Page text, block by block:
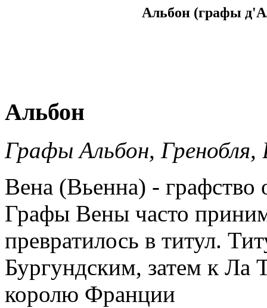
Альбон (графы
Альбон
Графы Альбон,
Вена (Вьенна) -
Графы Вены часто
превратилось в титул.
Бургундским, затем к
королю Франции